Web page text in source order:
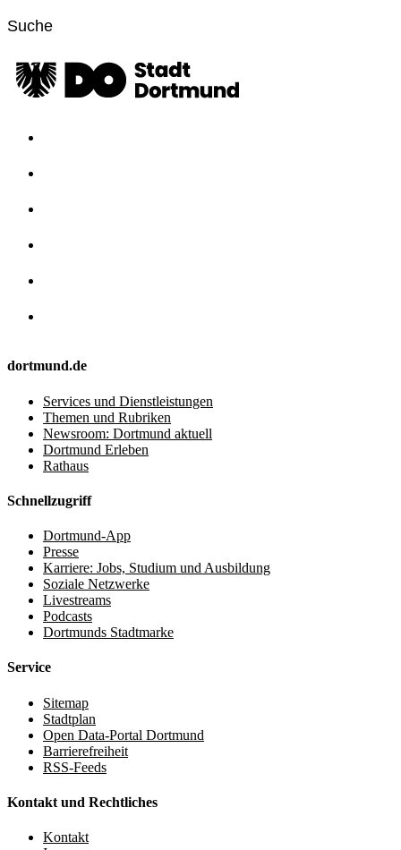
dortmund.de
Services und Dienstleistungen
Themen und Rubriken
Newsroom: Dortmund aktuell
Dortmund Erleben
Rathaus
Schnellzugriff
Dortmund-App
Presse
Karriere: Jobs, Studium und Ausbildung
Soziale Netzwerke
Livestreams
Podcasts
Dortmunds Stadtmarke
Service
Sitemap
Stadtplan
Open Data-Portal Dortmund
Barrierefreiheit
RSS-Feeds
Kontakt und Rechtliches
Kontakt